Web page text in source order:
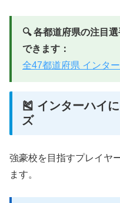
🔍 各都道府県の注目
できます：
全47都道府県 インタ
🎽 インターハイ
ズ
強豪校を目指すプレイヤ
ます。